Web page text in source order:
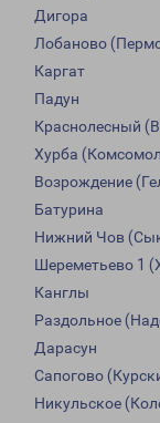
Дигора
Лобаново
Каргат
Падун
Краснолесный
Хурба
Возрождение
Батурина
Нижний Чов
Шереметьево 1
Канглы
Раздольное
Дарасун
Сапогово
Никульское